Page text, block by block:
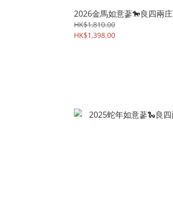
2026金馬如意蔘🐎良四兩庄
HK$1,810.00
HK$1,398.00